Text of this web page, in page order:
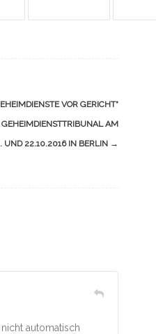
VOR GERICHT“
AM
UND 22.10.2016 IN BERLIN →
automatisch